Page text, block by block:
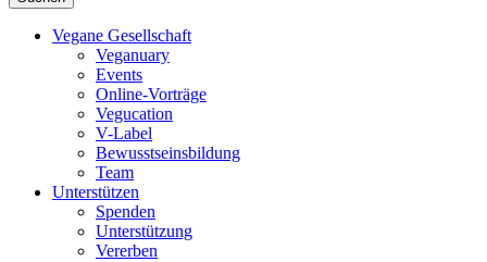
Vegane Gesellschaft
Veganuary
Events
Online-Vorträge
Vegucation
V-Label
Bewusstseinsbildung
Team
Unterstützen
Spenden
Unterstützung
Vererben